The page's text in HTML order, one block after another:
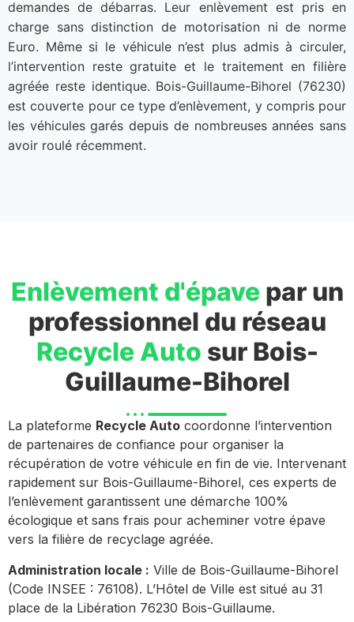
demandes de débarras. Leur enlèvement est pris en
charge sans distinction de motorisation ni de norme
Euro. Même si le véhicule n’est plus admis à circuler,
l’intervention reste gratuite et le traitement en filière
agréée reste identique. Bois-Guillaume-Bihorel (76230)
est couverte pour ce type d’enlèvement, y compris pour
les véhicules garés depuis de nombreuses années sans
avoir roulé récemment.
Enlèvement d'épavepar un
professionnel du réseau
Recycle Auto sur Bois-
Guillaume-Bihorel
La plateforme Recycle Auto coordonne l’intervention
de partenaires de confiance pour organiser la
récupération de votre véhicule en fin de vie. Intervenant
rapidement sur Bois-Guillaume-Bihorel, ces experts de
l’enlèvement garantissent une démarche 100%
écologique et sans frais pour acheminer votre épave
vers la filière de recyclage agréée.
Administration locale : Ville de Bois-Guillaume-Bihorel
(Code INSEE : 76108). L’Hôtel de Ville est situé au 31
place de la Libération 76230 Bois-Guillaume.